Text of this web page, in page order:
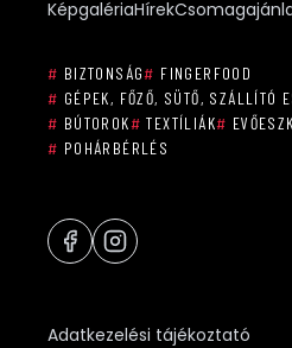
KépgalériaHírek
# BIZTONSÁG# FINGERFOOD
# GÉPEK, FŐZŐ, SÜTŐ, SZÁLLÍTÓ
# BÚTOROK# TEXTÍLIÁK#
# POHÁRBÉRLÉS
Adatkezelési tájékoztató